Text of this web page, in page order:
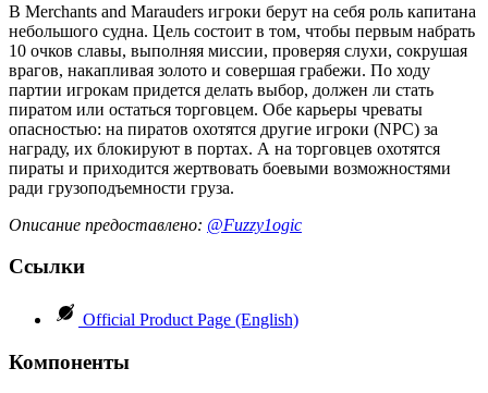
В Merchants and Marauders игроки берут на себя роль капитана
небольшого судна. Цель состоит в том, чтобы первым набрать
10 очков славы, выполняя миссии, проверяя слухи, сокрушая
врагов, накапливая золото и совершая грабежи. По ходу
партии игрокам придется делать выбор, должен ли стать
пиратом или остаться торговцем. Обе карьеры чреваты
опасностью: на пиратов охотятся другие игроки (NPC) за
награду, их блокируют в портах. А на торговцев охотятся
пираты и приходится жертвовать боевыми возможностями
ради грузоподъемности груза.
Описание предоставлено: @Fuzzy1ogic
Ссылки
Official Product Page (English)
Компоненты